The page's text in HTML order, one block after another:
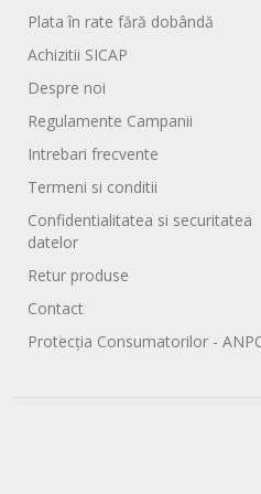
Plata în rate fără dobândă
Achizitii SICAP
Despre noi
Regulamente Campanii
Intrebari frecvente
Termeni si conditii
Confidentialitatea si securitatea
datelor
Retur produse
Contact
Protecția Consumatorilor -